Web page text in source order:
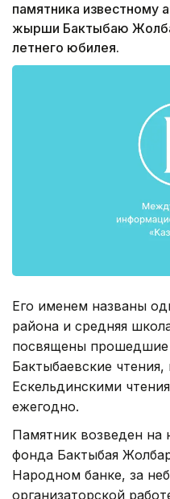
памятника известному
жырши Бактыбаю
летнего юбилея.
Его именем названы
района и средняя
посвящены прошедшие
Бактыбаевские
Ескельдинскими
ежегодно.
Памятник возведен на
фонда Бактыбая
Народном банке, за
организаторской